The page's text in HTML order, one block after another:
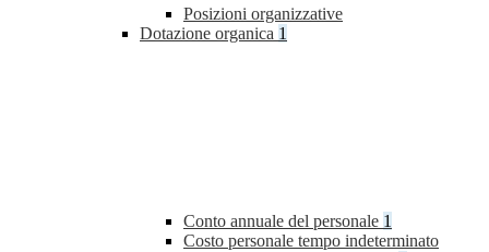
Posizioni organizzative
Dotazione organica 1
Conto annuale del personale 1
Costo personale tempo indeterminato